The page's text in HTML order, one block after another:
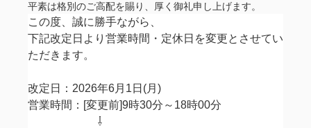
平素は格別のご高配を賜り、厚く御礼申し上げます。
この度、誠に勝手ながら、
下記改定日より営業時間・定休日を変更とさせてい
ただきます。
改定日：2026年6月1日(月)
営業時間：[変更前]9時30分～18時00分
⇩